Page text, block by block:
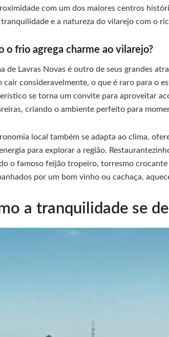
com um dos maiores centros
tranquilidade e a natureza do vilarejo com o
o frio agrega charme ao vilarejo?
de Lavras Novas é outro de seus grandes
cair consideravelmente, o que é raro para o
se torna um convite para aproveitar
criando o ambiente perfeito para
local também se adapta ao clima,
para explorar a região.
o famoso feijão tropeiro, torresmo
por um bom vinho ou cachaça,
a tranquilidade se